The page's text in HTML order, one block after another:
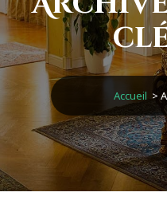
Accueil >